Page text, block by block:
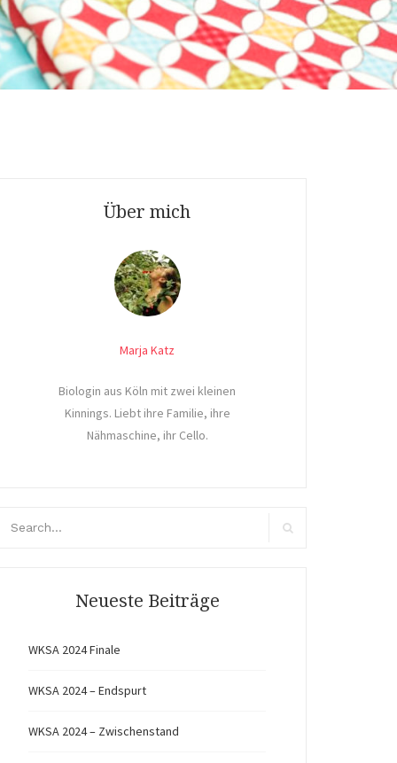
Über mich
Marja Katz
Biologin aus Köln mit zwei kleinen
Kinnings. Liebt ihre Familie, ihre
Nähmaschine, ihr Cello.
Neueste Beiträge
WKSA 2024 Finale
WKSA 2024 – Endspurt
WKSA 2024 – Zwischenstand